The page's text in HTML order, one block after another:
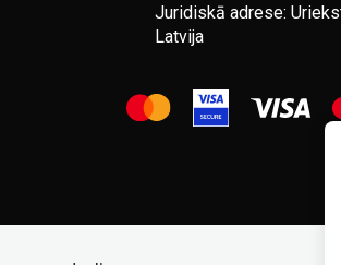
Juridiskā adrese:
Latvija